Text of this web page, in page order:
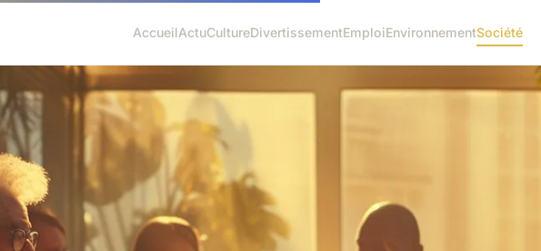
AccueilActuCultureDivertissementEmploiEnvironnementSociété